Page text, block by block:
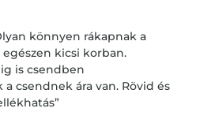
könnyen rákapnak a
kicsi korban.
is csendben
csendnek ára van. Rövid és